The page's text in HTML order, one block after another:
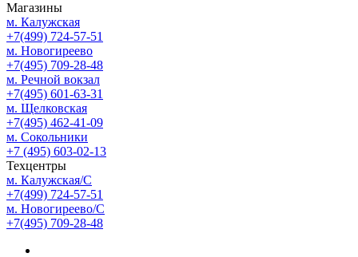
Магазины
м. Калужская
+7(499) 724-57-51
м. Новогиреево
+7(495) 709-28-48
м. Речной вокзал
+7(495) 601-63-31
м. Щелковская
+7(495) 462-41-09
м. Сокольники
+7 (495) 603-02-13
Техцентры
м. Калужская/С
+7(499) 724-57-51
м. Новогиреево/С
+7(495) 709-28-48